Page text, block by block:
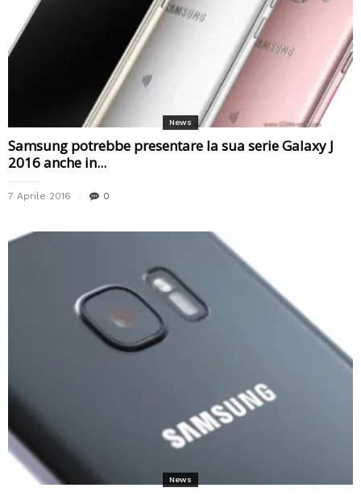
News
Samsung potrebbe presentare la sua serie Galaxy J
2016 anche in...
7 Aprile 2016 0
News